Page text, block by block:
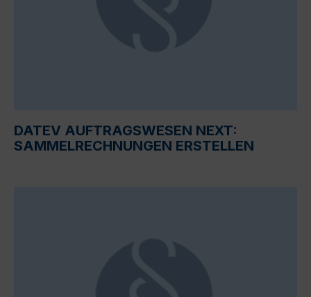
DATEV AUFTRAGSWESEN NEXT:
SAMMELRECHNUNGEN ERSTELLEN